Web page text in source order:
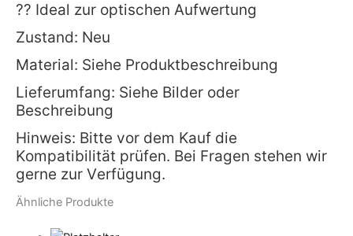
?? Ideal zur optischen Aufwertung
Zustand: Neu
Material: Siehe Produktbeschreibung
Lieferumfang: Siehe Bilder oder
Beschreibung
Hinweis: Bitte vor dem Kauf die
Kompatibilität prüfen. Bei Fragen stehen wir
gerne zur Verfügung.
Ähnliche Produkte